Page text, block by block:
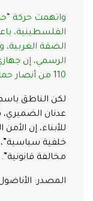
واتهمت حركة
الفلسطينية،
الضفة
الرسمي، إن
110 من أنصار حماس، وكوادرها.
لكن الناطق باسم
عدنان
للأبناء، إن
خلفية
مخالفة قانونية”.
المصدر: